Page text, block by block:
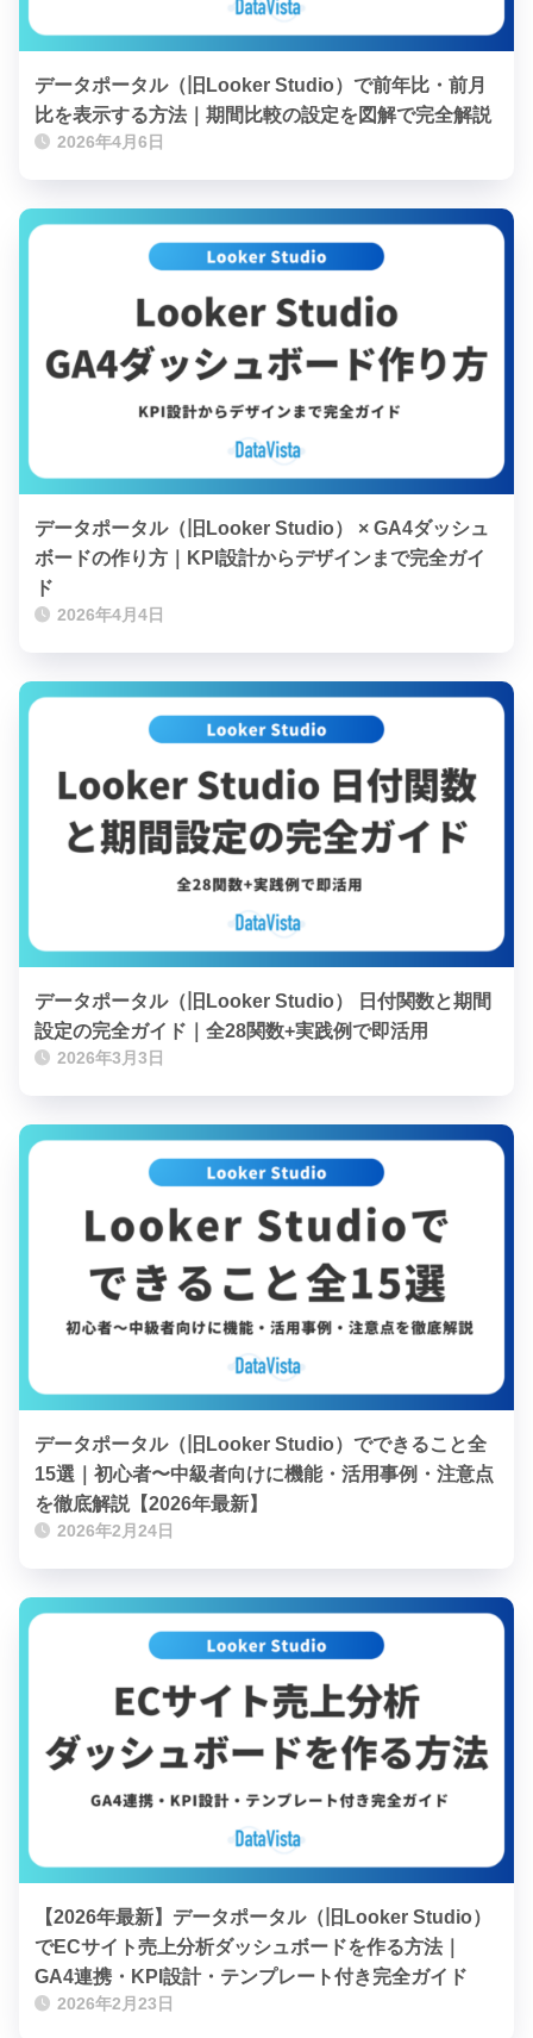
データポータル（旧Looker Studio）で前年比・前月
比を表示する方法｜期間比較の設定を図解で完全解説
2026年4月6日
データポータル（旧Looker Studio） × GA4ダッシュ
ボードの作り方｜KPI設計からデザインまで完全ガイ
ド
2026年4月4日
データポータル（旧Looker Studio） 日付関数と期間
設定の完全ガイド｜全28関数+実践例で即活用
2026年3月3日
データポータル（旧Looker Studio）でできること全
15選｜初心者〜中級者向けに機能・活用事例・注意点
を徹底解説【2026年最新】
2026年2月24日
【2026年最新】データポータル（旧Looker Studio）
でECサイト売上分析ダッシュボードを作る方法｜
GA4連携・KPI設計・テンプレート付き完全ガイド
2026年2月23日